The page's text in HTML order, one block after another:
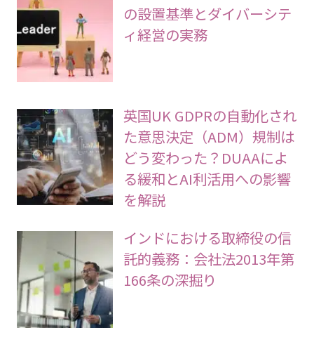
の設置基準とダイバーシテ
ィ経営の実務
英国UK GDPRの自動化され
た意思決定（ADM）規制は
どう変わった？DUAAによ
る緩和とAI利活用への影響
を解説
インドにおける取締役の信
託的義務：会社法2013年第
166条の深掘り